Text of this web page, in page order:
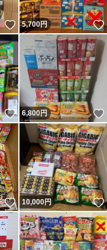
いいね！
5,700円
いいね！
6,800円
いいね！
10,000円